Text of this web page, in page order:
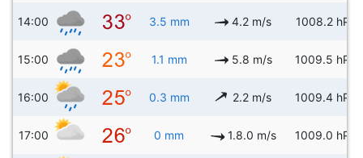
14:00 3.5 mm 4.2 m/s 1008.2 hPa
15:00 1.1 mm 5.8 m/s 1009.5 hPa
16:00 0.3 mm 2.2 m/s 1009.4 hPa
17:00 0 mm 1.8.0 m/s 1009.0 hPa